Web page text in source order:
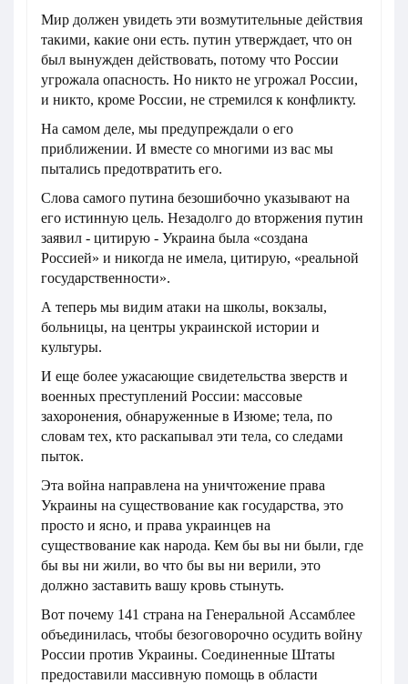
Мир должен увидеть эти возмутительные действия
такими, какие они есть. путин утверждает, что он
был вынужден действовать, потому что России
угрожала опасность. Но никто не угрожал России,
и никто, кроме России, не стремился к конфликту.
На самом деле, мы предупреждали о его
приближении. И вместе со многими из вас мы
пытались предотвратить его.
Слова самого путина безошибочно указывают на
его истинную цель. Незадолго до вторжения путин
заявил - цитирую - Украина была «создана
Россией» и никогда не имела, цитирую, «реальной
государственности».
А теперь мы видим атаки на школы, вокзалы,
больницы, на центры украинской истории и
культуры.
И еще более ужасающие свидетельства зверств и
военных преступлений России: массовые
захоронения, обнаруженные в Изюме; тела, по
словам тех, кто раскапывал эти тела, со следами
пыток.
Эта война направлена на уничтожение права
Украины на существование как государства, это
просто и ясно, и права украинцев на
существование как народа. Кем бы вы ни были, где
бы вы ни жили, во что бы вы ни верили, это
должно заставить вашу кровь стынуть.
Вот почему 141 страна на Генеральной Ассамблее
объединилась, чтобы безоговорочно осудить войну
России против Украины. Соединенные Штаты
предоставили массивную помощь в области